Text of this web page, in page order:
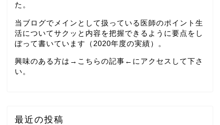
た。
当ブログでメインとして扱っている医師のポイント生
活についてサクッと内容を把握できるように要点をし
ぼって書いています（2020年度の実績）。
興味のある方は→ こちらの記事 ←にアクセスして下さ
い。
最近の投稿